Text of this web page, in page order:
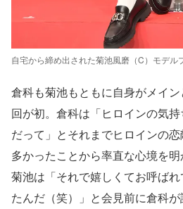
自宅から締め出された菊池風磨（C）モデル
倉科も菊池もともに自身がメイ
回が初。倉科は「ヒロインの気
だって」とそれまでヒロインの
多かったことから率直な心境を
菊池は「それで嬉しくてお呼ば
たんだ（笑）」と会見前に倉科